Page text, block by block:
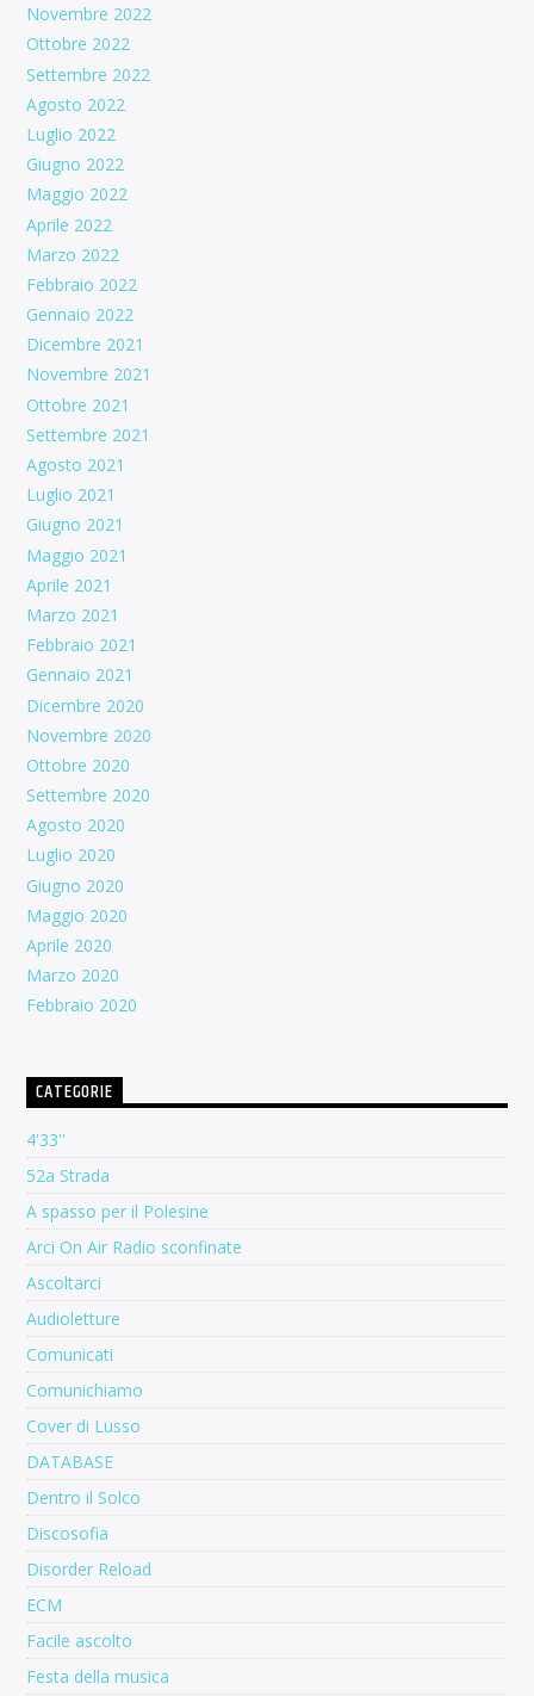
Novembre 2022
Ottobre 2022
Settembre 2022
Agosto 2022
Luglio 2022
Giugno 2022
Maggio 2022
Aprile 2022
Marzo 2022
Febbraio 2022
Gennaio 2022
Dicembre 2021
Novembre 2021
Ottobre 2021
Settembre 2021
Agosto 2021
Luglio 2021
Giugno 2021
Maggio 2021
Aprile 2021
Marzo 2021
Febbraio 2021
Gennaio 2021
Dicembre 2020
Novembre 2020
Ottobre 2020
Settembre 2020
Agosto 2020
Luglio 2020
Giugno 2020
Maggio 2020
Aprile 2020
Marzo 2020
Febbraio 2020
CATEGORIE
4'33''
52a Strada
A spasso per il Polesine
Arci On Air Radio sconfinate
Ascoltarci
Audioletture
Comunicati
Comunichiamo
Cover di Lusso
DATABASE
Dentro il Solco
Discosofia
Disorder Reload
ECM
Facile ascolto
Festa della musica